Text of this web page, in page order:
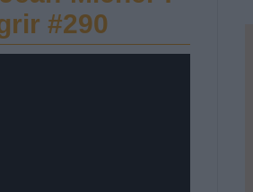
#290